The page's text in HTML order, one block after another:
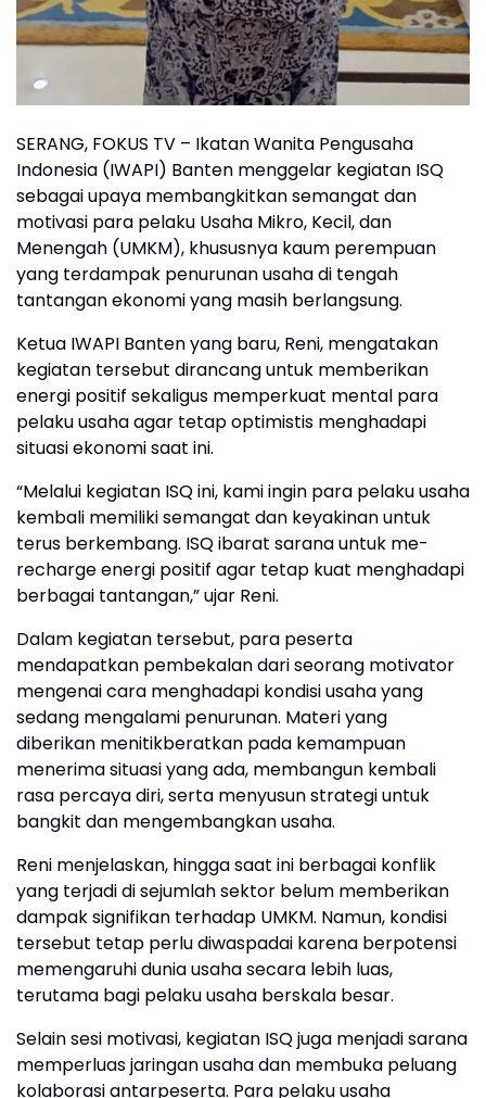
SERANG, FOKUS TV – Ikatan Wanita Pengusaha
Indonesia (IWAPI) Banten menggelar kegiatan ISQ
sebagai upaya membangkitkan semangat dan
motivasi para pelaku Usaha Mikro, Kecil, dan
Menengah (UMKM), khususnya kaum perempuan
yang terdampak penurunan usaha di tengah
tantangan ekonomi yang masih berlangsung.
Ketua IWAPI Banten yang baru, Reni, mengatakan
kegiatan tersebut dirancang untuk memberikan
energi positif sekaligus memperkuat mental para
pelaku usaha agar tetap optimistis menghadapi
situasi ekonomi saat ini.
“Melalui kegiatan ISQ ini, kami ingin para pelaku usaha
kembali memiliki semangat dan keyakinan untuk
terus berkembang. ISQ ibarat sarana untuk me-
recharge energi positif agar tetap kuat menghadapi
berbagai tantangan,” ujar Reni.
Dalam kegiatan tersebut, para peserta
mendapatkan pembekalan dari seorang motivator
mengenai cara menghadapi kondisi usaha yang
sedang mengalami penurunan. Materi yang
diberikan menitikberatkan pada kemampuan
menerima situasi yang ada, membangun kembali
rasa percaya diri, serta menyusun strategi untuk
bangkit dan mengembangkan usaha.
Reni menjelaskan, hingga saat ini berbagai konflik
yang terjadi di sejumlah sektor belum memberikan
dampak signifikan terhadap UMKM. Namun, kondisi
tersebut tetap perlu diwaspadai karena berpotensi
memengaruhi dunia usaha secara lebih luas,
terutama bagi pelaku usaha berskala besar.
Selain sesi motivasi, kegiatan ISQ juga menjadi sarana
memperluas jaringan usaha dan membuka peluang
kolaborasi antarpeserta. Para pelaku usaha